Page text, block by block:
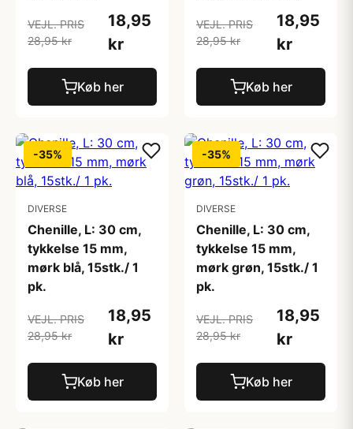
VEJL. PRIS
28,95 kr
18,95
kr
Køb her
VEJL. PRIS
28,95 kr
18,95
kr
Køb her
-35%
DIVERSE
Chenille, L: 30 cm,
tykkelse 15 mm,
mørk blå, 15stk./ 1
pk.
VEJL. PRIS
28,95 kr
18,95
kr
Køb her
-35%
DIVERSE
Chenille, L: 30 cm,
tykkelse 15 mm,
mørk grøn, 15stk./ 1
pk.
VEJL. PRIS
28,95 kr
18,95
kr
Køb her